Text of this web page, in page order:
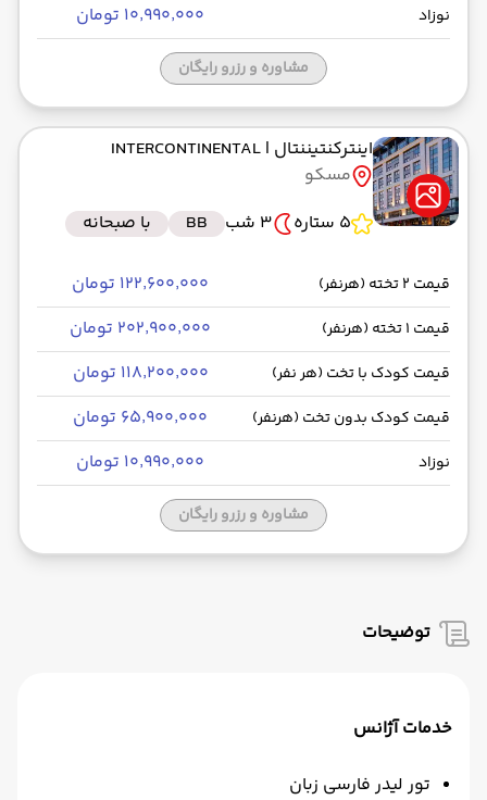
نوزاد ۱۰٬۹۹۰٬۰۰۰ تومان
مشاوره و رزرو رایگان
اینترکنتیننتال | INTERCONTINENTAL
مسکو
5 ستاره
3 شب BB با صبحانه
قیمت 2 تخته (هرنفر) ۱۲۲٬۶۰۰٬۰۰۰ تومان
قیمت 1 تخته (هرنفر) ۲۰۲٬۹۰۰٬۰۰۰ تومان
قیمت کودک با تخت (هر نفر) ۱۱۸٬۲۰۰٬۰۰۰ تومان
قیمت کودک بدون تخت (هرنفر) ۶۵٬۹۰۰٬۰۰۰ تومان
نوزاد ۱۰٬۹۹۰٬۰۰۰ تومان
مشاوره و رزرو رایگان
توضیحات
خدمات آژانس
تور لیدر فارسی زبان